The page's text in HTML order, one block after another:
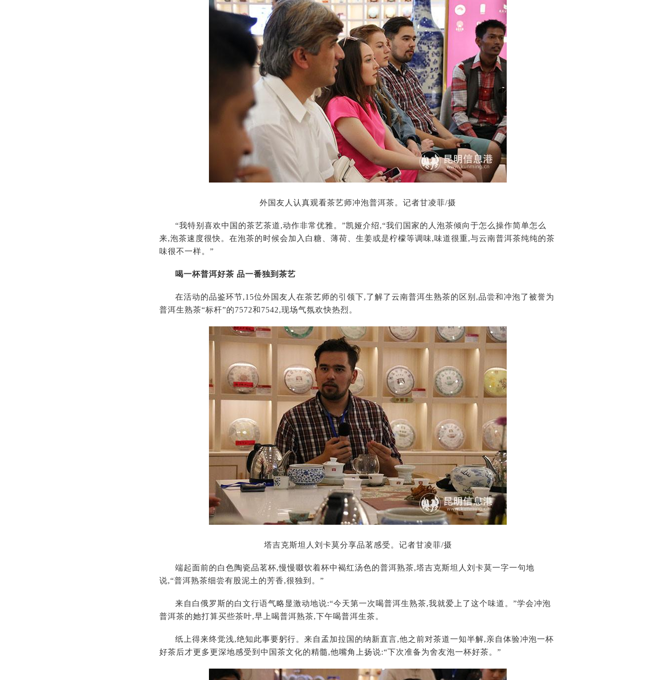
外国友人认真观看茶艺师冲泡普洱茶。记者甘凌菲/摄
“我特别喜欢中国的茶艺茶道,动作非常优雅。”凯娅介绍,“我们国家的人泡茶倾向于怎么操作简单怎么
来,泡茶速度很快。在泡茶的时候会加入白糖、薄荷、生姜或是柠檬等调味,味道很重,与云南普洱茶纯纯的茶
味很不一样。”
喝一杯普洱好茶 品一番独到茶艺
在活动的品鉴环节,15位外国友人在茶艺师的引领下,了解了云南普洱生熟茶的区别,品尝和冲泡了被誉为
普洱生熟茶“标杆”的7572和7542,现场气氛欢快热烈。
塔吉克斯坦人刘卡莫分享品茗感受。记者甘凌菲/摄
端起面前的白色陶瓷品茗杯,慢慢啜饮着杯中褐红汤色的普洱熟茶,塔吉克斯坦人刘卡莫一字一句地
说,“普洱熟茶细尝有股泥土的芳香,很独到。”
来自白俄罗斯的白文行语气略显激动地说:“今天第一次喝普洱生熟茶,我就爱上了这个味道。”学会冲泡
普洱茶的她打算买些茶叶,早上喝普洱熟茶,下午喝普洱生茶。
纸上得来终觉浅,绝知此事要躬行。来自孟加拉国的纳新直言,他之前对茶道一知半解,亲自体验冲泡一杯
好茶后才更多更深地感受到中国茶文化的精髓,他嘴角上扬说:“下次准备为舍友泡一杯好茶。”